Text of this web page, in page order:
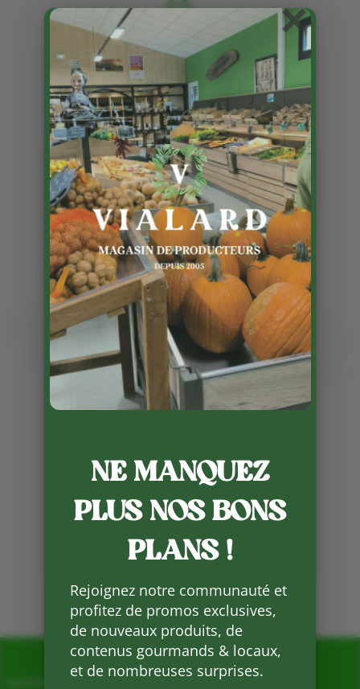
Autres volailles de fêtes
Publié le 11 12 2023
Partager
Facebook
Mots clés :
NE MANQUEZ
PLUS NOS BONS
PLANS !
Rejoignez notre communauté et
profitez de promos exclusives,
de nouveaux produits, de
contenus gourmands & locaux,
et de nombreuses surprises.
×